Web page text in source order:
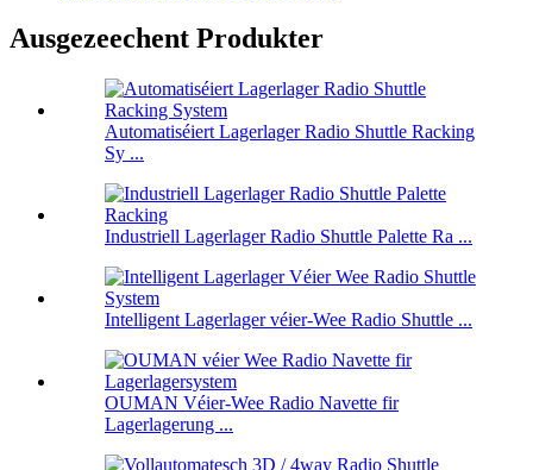
Ausgezeechent Produkter
Automatiséiert Lagerlager Radio Shuttle Racking
Sy ...
Industriell Lagerlager Radio Shuttle Palette Ra ...
Intelligent Lagerlager véier-Wee Radio Shuttle ...
OUMAN Véier-Wee Radio Navette fir
Lagerlagerung ...